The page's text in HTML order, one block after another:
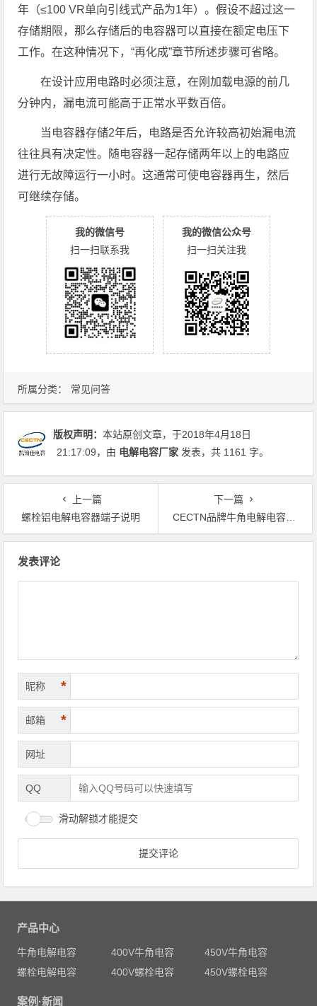
所属分类： 常见问答
年（≤100 VR单向引线式产品为1年）。假设不超过这一
存储期限，那么存储后的电容器可以直接在额定电压下
工作。在这种情况下，“再化成”章节所述步骤可省略。
在设计应用电路时必须注意，在刚加载电源的前几
分钟内，漏电流可能高于正常水平数百倍。
当电容器存储2年后，电路是否允许较高初始漏电流
往往具有决定性。随电容器一起存储两年以上的电路应
进行无故障运行一小时。这通常可使电容器再生，然后
可继续存储。
我的微信号
扫一扫联系我
我的微信公众号
扫一扫关注我
版权声明：本站原创文章，于2018年4月18日
21:17:09，由 电解电容厂家 发表，共 1161 字。
上一篇
螺栓铝电解电容器端子说明
下一篇
CECTN品牌牛角电解电容料号说明
发表评论
昵称 *
邮箱 *
网址
QQ
滑动解锁才能提交
产品中心
牛角电解电容 400V牛角电容
450V牛角电容
螺栓电解电容
400V螺栓电容 450V螺栓电容
案例·新闻